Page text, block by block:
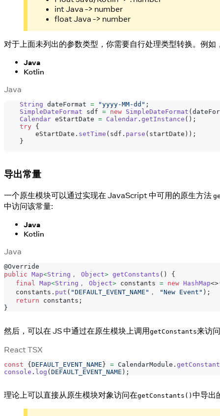
int Java -> number
float Java -> number
对于上面未列出的参数类型，你需要自行处理类型转换。例
Java
Kotlin
Java
String dateFormat = "yyyy-MM-dd" ;
SimpleDateFormat sdf = new SimpleDateFormat (
Calendar eStartDate = Calendar . getInstance ( ) ;
try {
        eStartDate
. setTime ( sdf . parse ( startDate ) ) ;
}
导出常量
一个原生模块可以通过实现在 JavaScript 中可用的原生方法
中访问该常量:
Java
Kotlin
Java
@Override
public Map<String ， Object> getConstants ( )
{
final
Map<String ， Object> constants = new HashMap<>
   constants
. put ( "DEFAULT_EVENT_NAME" ， "New Event" ) ;
return constants ;
}
然后，可以在 JS 中通过在原生模块上调用getConstants来访
React TSX
const { DEFAULT_EVENT_NAME } = CalendarModule .
console . log ( DEFAULT_EVENT_NAME ) ;
理论上可以直接从原生模块对象访问在getConstants() 中导出